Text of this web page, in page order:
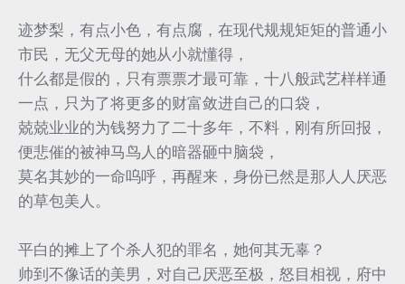
迹梦梨，有点小色，有点腐，在现代规规矩矩的普通小
市民，无父无母的她从小就懂得，
什么都是假的，只有票票才最可靠，十八般武艺样样通
一点，只为了将更多的财富敛进自己的口袋，
兢兢业业的为钱努力了二十多年，不料，刚有所回报，
便悲催的被神马鸟人的暗器砸中脑袋，
莫名其妙的一命呜呼，再醒来，身份已然是那人人厌恶
的草包美人。
平白的摊上了个杀人犯的罪名，她何其无辜？
帅到不像话的美男，对自己厌恶至极，怒目相视，府中